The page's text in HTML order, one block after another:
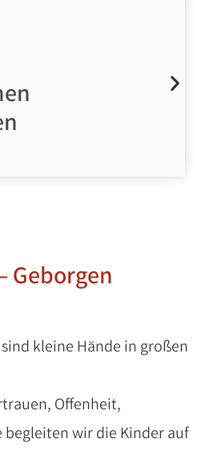
kleine Hände in großen
Offenheit,
wir die Kinder auf
Geborgen